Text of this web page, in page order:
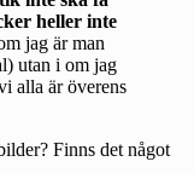
heller inte
jag är man
utan i om jag
alla är överens
Finns det något